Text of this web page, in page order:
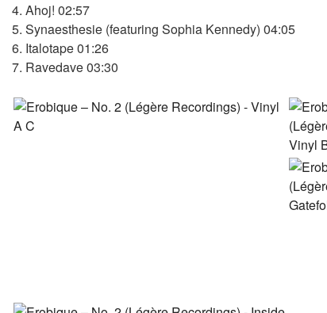
4. Ahoj! 02:57
5. Synaesthesie (featuring Sophia Kennedy) 04:05
6. Italotape 01:26
7. Ravedave 03:30